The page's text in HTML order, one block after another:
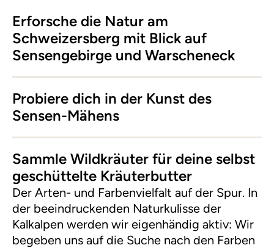
Erforsche die Natur am
Schweizersberg mit Blick auf
Sensengebirge und Warscheneck
Probiere dich in der Kunst des
Sensen-Mähens
Sammle Wildkräuter für deine selbst
geschüttelte Kräuterbutter
Der Arten- und Farbenvielfalt auf der Spur. In
der beeindruckenden Naturkulisse der
Kalkalpen werden wir eigenhändig aktiv: Wir
begeben uns auf die Suche nach den Farben